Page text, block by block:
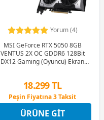
Yorum (4)
MSI GeForce RTX 5050 8GB
VENTUS 2X OC GDDR6 128Bit
DX12 Gaming (Oyuncu) Ekran
18.299 TL
Peşin Fiyatına 3 Taksit
12 Ay x 2.153 TL taksitle
Peşin Fiyatına 3 Taksit
ÜRÜNE GIT